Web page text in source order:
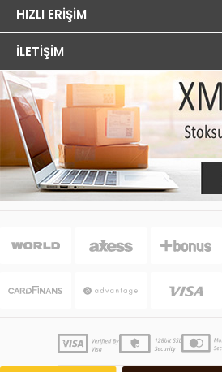
HIZLI ERIŞIM
İLETIŞIM